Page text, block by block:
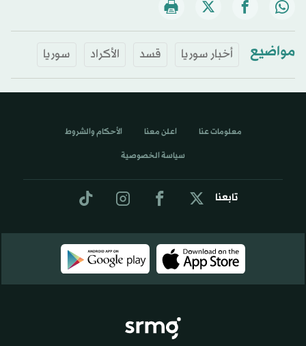
مواضيع أخبار سوريا قسد الأكراد سوريا
تابعنا
معلومات عنا اعلن معنا الأحكام والشروط
سياسة الخصوصية